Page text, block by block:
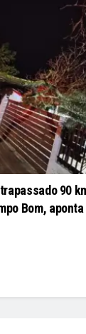
90
Bom, aponta